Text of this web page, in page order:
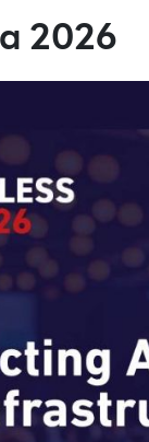
2026